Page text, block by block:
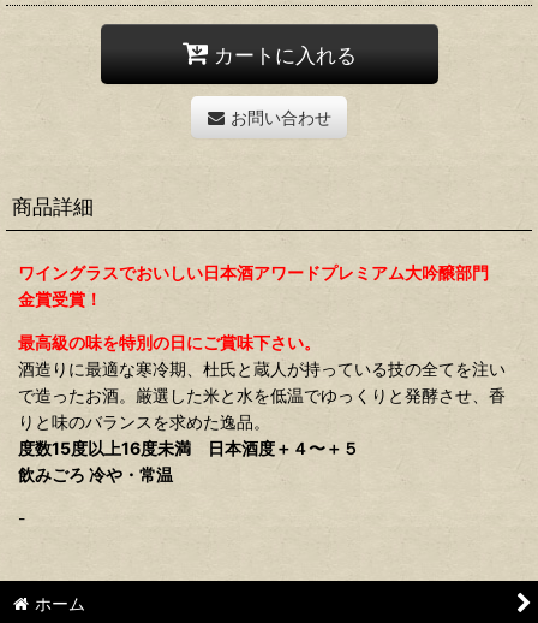
カートに入れる
お問い合わせ
商品詳細
ワイングラスでおいしい日本酒アワードプレミアム大吟醸部門
金賞受賞！
最高級の味を特別の日にご賞味下さい。
酒造りに最適な寒冷期、杜氏と蔵人が持っている技の全てを注い
で造ったお酒。厳選した米と水を低温でゆっくりと発酵させ、香
りと味のバランスを求めた逸品。
度数15度以上16度未満 日本酒度＋４〜＋５
飲みごろ 冷や・常温
-
ホーム